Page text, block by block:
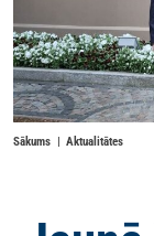
Sākums Aktualitātes